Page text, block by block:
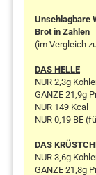
Unschlagbare
Brot in Zahlen
(im Vergleich
DAS HELLE
NUR 2,3g
GANZE 21,9g
NUR 149 Kcal
NUR 0,19 BE
DAS
NUR 3,6g
GANZE 21,8g